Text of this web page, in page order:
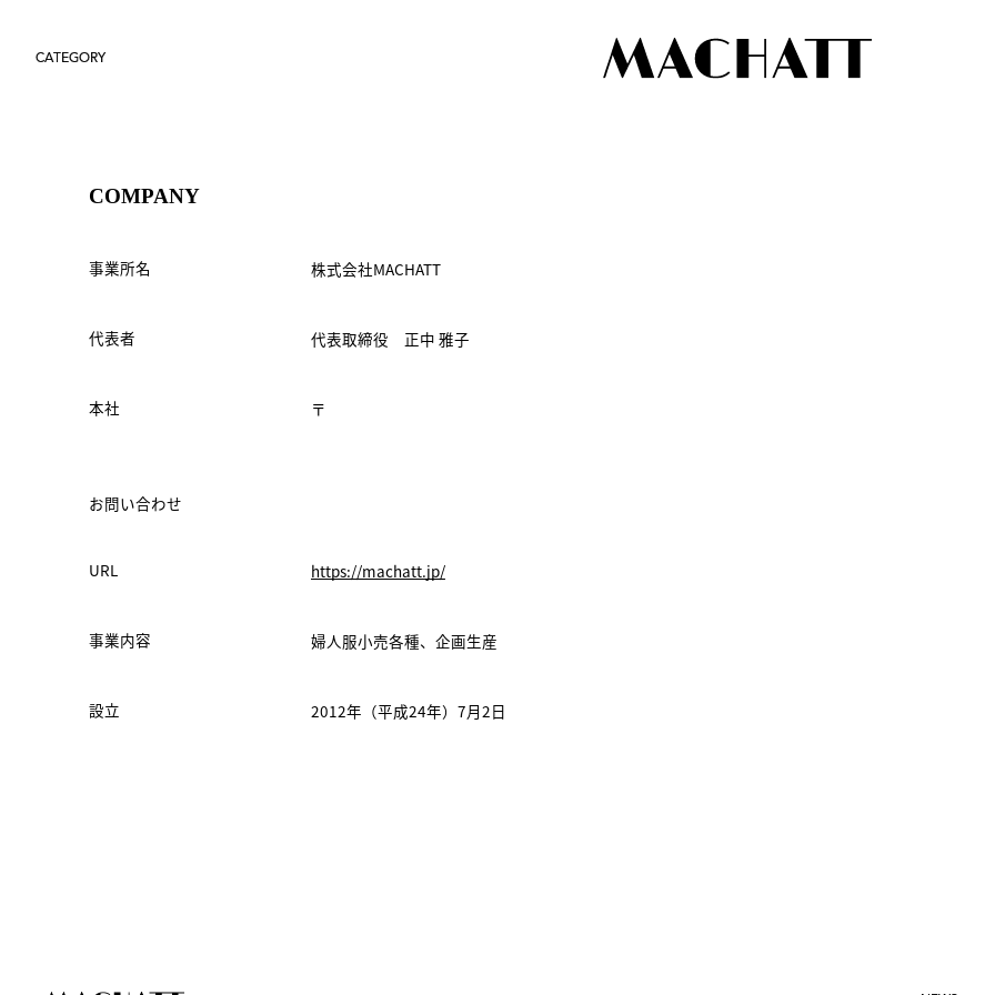
CATEGORY
COMPANY
事業所名 株式会社MACHATT
代表者 代表取締役 正中 雅子
本社 〒
お問い合わせ
URL https://machatt.jp/
事業内容 婦人服小売各種、企画生産
設立 2012年（平成24年）7月2日